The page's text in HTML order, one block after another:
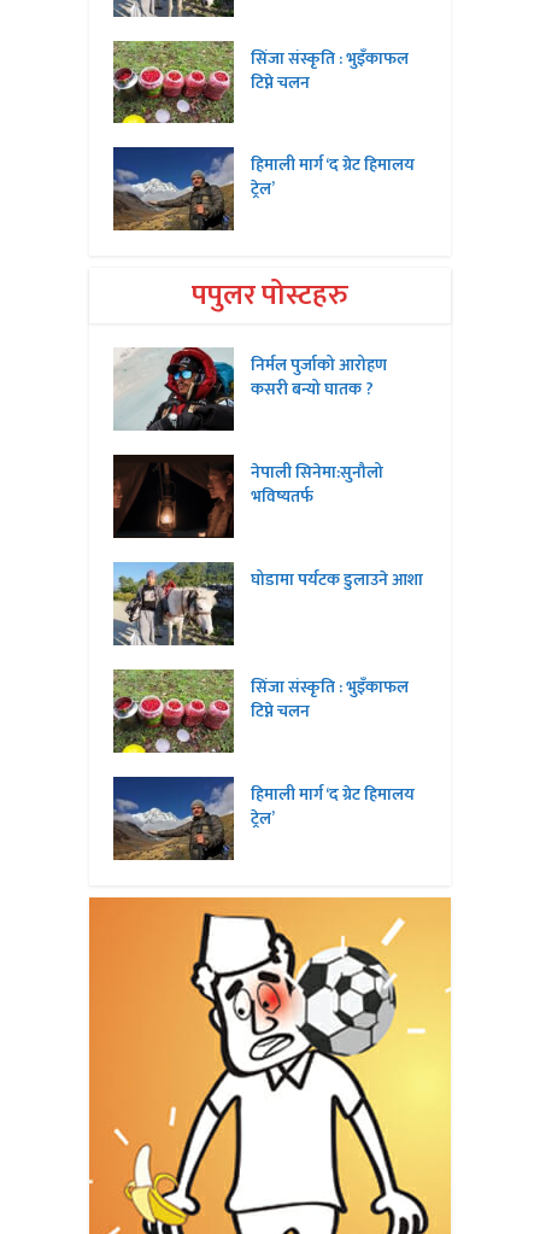
सिंजा संस्कृति : भुइँकाफल
टिप्ने चलन
हिमाली मार्ग ‘द ग्रेट हिमालय
ट्रेल’
पपुलर पोस्टहरु
निर्मल पुर्जाको आरोहण
कसरी बन्यो घातक ?
नेपाली सिनेमा:सुनौलो
भविष्यतर्फ
घोडामा पर्यटक डुलाउने आशा
सिंजा संस्कृति : भुइँकाफल
टिप्ने चलन
हिमाली मार्ग ‘द ग्रेट हिमालय
ट्रेल’